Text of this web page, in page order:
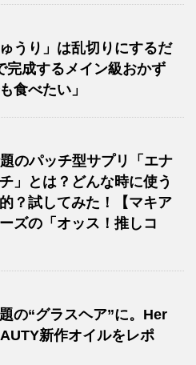
うり」は乱切りにするだ
完成するメイン級おかず
食べたい」
のパッチ型サプリ「エナ
」とは？どんな時に使う
？試してみた！【マキア
ズの「オッス！推しコ
の“グラスヘア”に。Her
新作オイルをレポ